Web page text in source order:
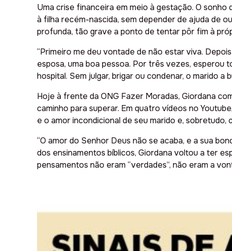
Uma crise financeira em meio à gestação. O
à filha recém-nascida, sem depender de ajuda de
profunda, tão grave a ponto de tentar pôr fim à
“Primeiro me deu vontade de não estar viva.
esposa, uma boa pessoa. Por três vezes, esperou
hospital. Sem julgar, brigar ou condenar, o marido a
Hoje à frente da ONG Fazer Moradas, Giordana
caminho para superar. Em quatro vídeos no
e o amor incondicional de seu marido e, sobretudo,
“O amor do Senhor Deus não se acaba, e a sua
dos ensinamentos bíblicos, Giordana voltou a ter
pensamentos não eram “verdades”, não eram a